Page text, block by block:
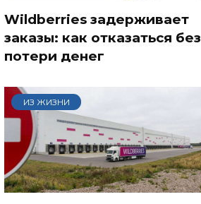
Wildberries задерживает
заказы: как отказаться без
потери денег
ИЗ ЖИЗНИ